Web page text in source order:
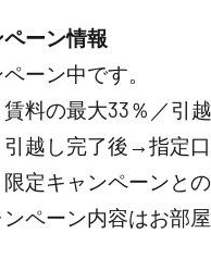
ーン情報
ーン中です。
賃料の最大33％／引越
引越し完了後→指定口
限定キャンペーンとの
ペーン内容はお部屋